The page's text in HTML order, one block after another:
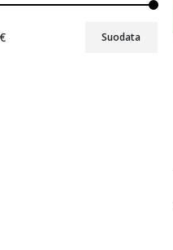
Suodata